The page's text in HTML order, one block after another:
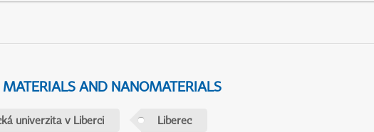
MATERIALS AND NANOMATERIALS
univerzita v Liberci Liberec